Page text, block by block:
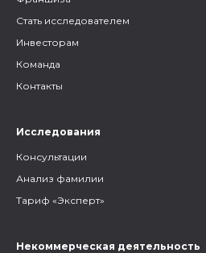
Стать исследователем
Инвесторам
Команда
Контакты
Исследования
Консультации
Анализ фамилии
Тариф «Эксперт»
Некоммерческая деятельность